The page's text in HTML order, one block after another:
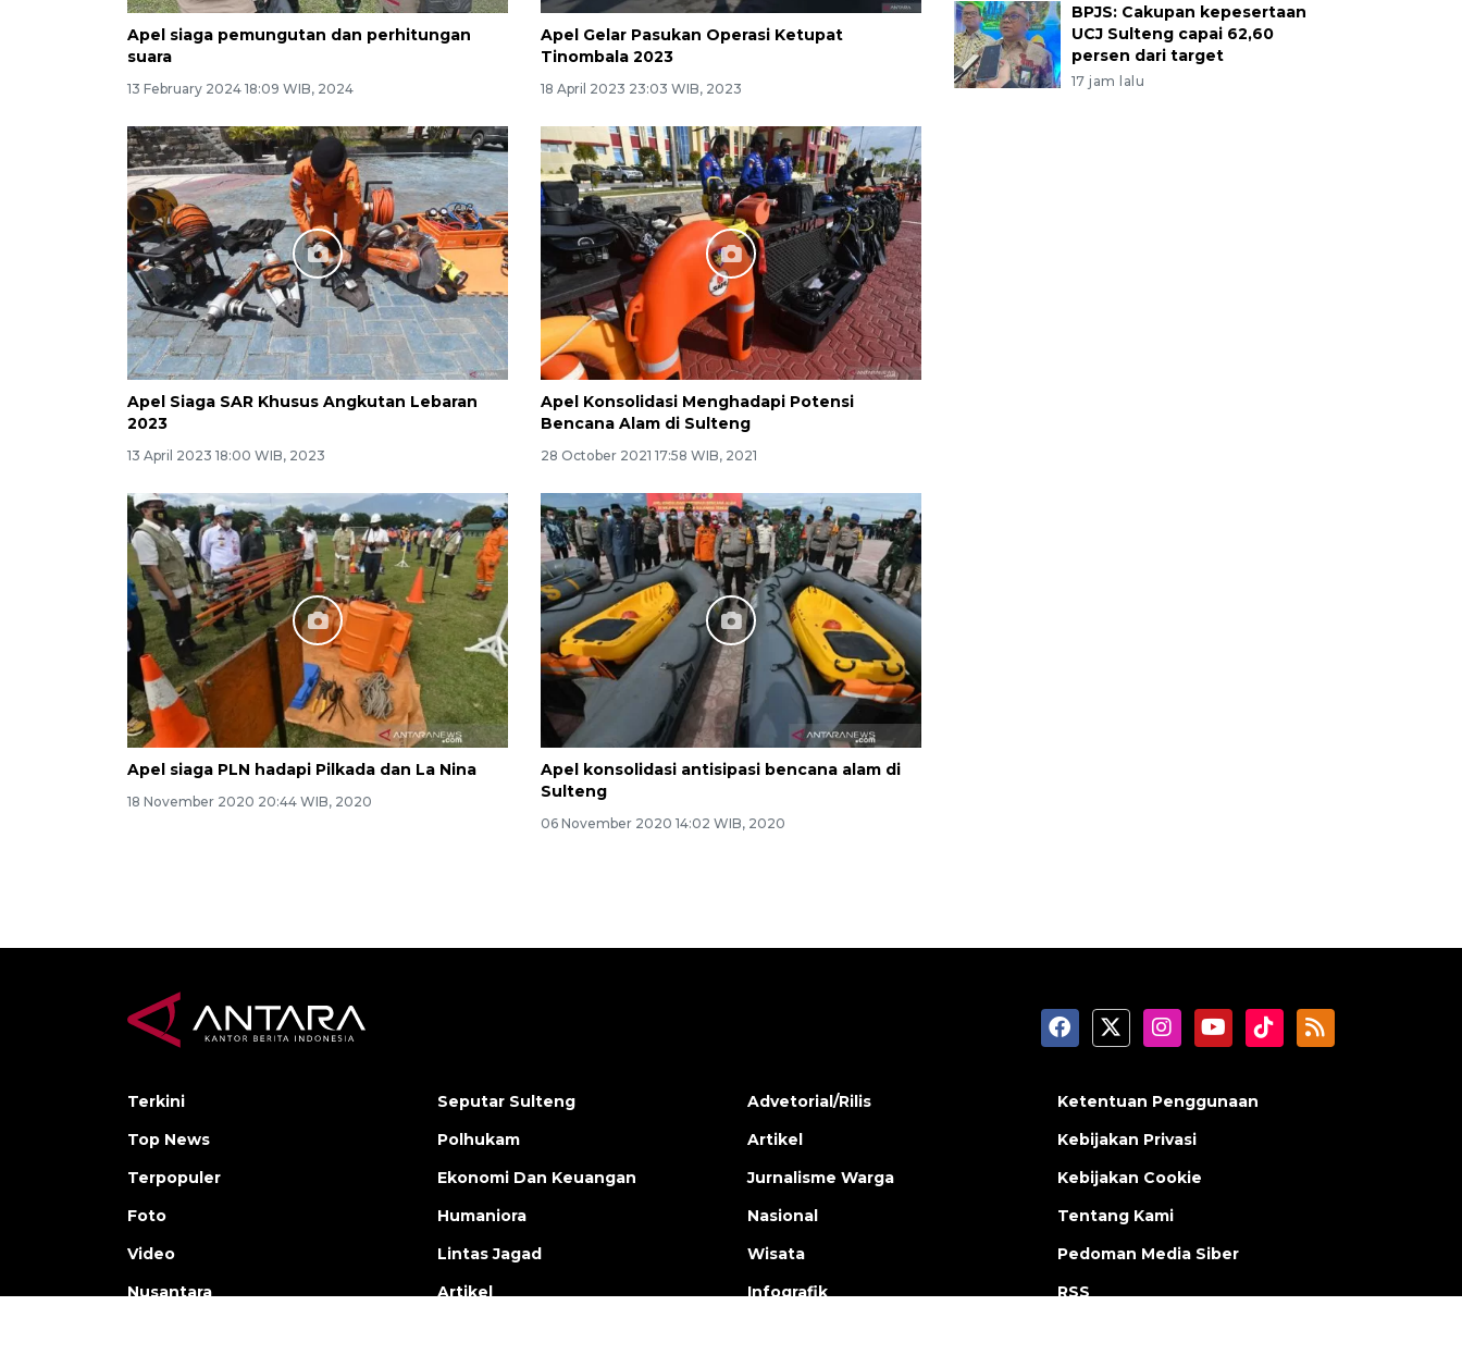
Apel siaga pemungutan dan perhitungan
suara
13 February 2024 18:09 WIB, 2024
Apel Gelar Pasukan Operasi Ketupat
Tinombala 2023
18 April 2023 23:03 WIB, 2023
Apel Siaga SAR Khusus Angkutan Lebaran
2023
13 April 2023 18:00 WIB, 2023
Apel Konsolidasi Menghadapi Potensi
Bencana Alam di Sulteng
28 October 2021 17:58 WIB, 2021
Apel siaga PLN hadapi Pilkada dan La Nina
18 November 2020 20:44 WIB, 2020
Apel konsolidasi antisipasi bencana alam di
Sulteng
06 November 2020 14:02 WIB, 2020
BPJS: Cakupan kepesertaan
UCJ Sulteng capai 62,60
persen dari target
17 jam lalu
Terkini
Top News
Terpopuler
Foto
Video
Nusantara
Seputar Sulteng
Polhukam
Ekonomi Dan Keuangan
Humaniora
Lintas Jagad
Artikel
Advetorial/Rilis
Artikel
Jurnalisme Warga
Nasional
Wisata
Infografik
Ketentuan Penggunaan
Kebijakan Privasi
Kebijakan Cookie
Tentang Kami
Pedoman Media Siber
RSS